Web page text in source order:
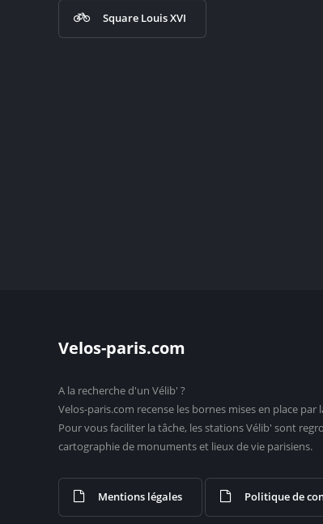
Square Louis XVI
Velos-paris.com
A la recherche d'un Vélib' ?
Velos-paris.com recense les bornes mises en place par
Pour vous faciliter la tâche, les stations Vélib' sont
cartographie de monuments et lieux de vie parisiens.
Mentions légales Politique de